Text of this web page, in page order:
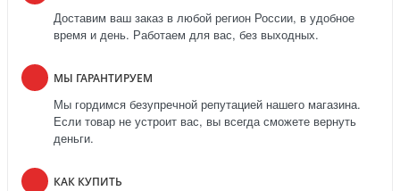
Доставим ваш заказ в любой регион России, в удобное
время и день. Работаем для вас, без выходных.
МЫ ГАРАНТИРУЕМ
Мы гордимся безупречной репутацией нашего магазина.
Если товар не устроит вас, вы всегда сможете вернуть
деньги.
КАК КУПИТЬ